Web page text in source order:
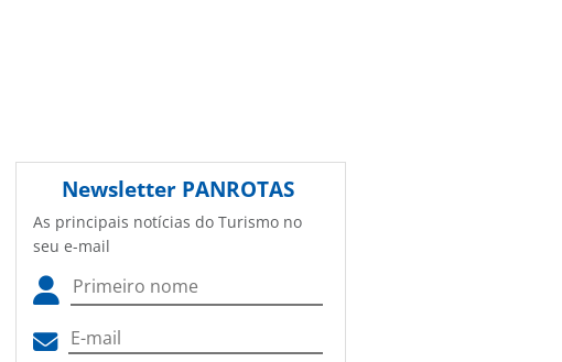
Newsletter PANROTAS
As principais notícias do Turismo no
seu e-mail